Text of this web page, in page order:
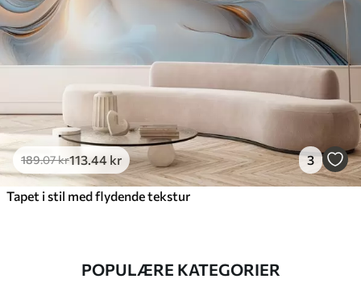
189.07kr113.44 kr 3
Tapet i stil med flydende tekstur
POPULÆRE KATEGORIER